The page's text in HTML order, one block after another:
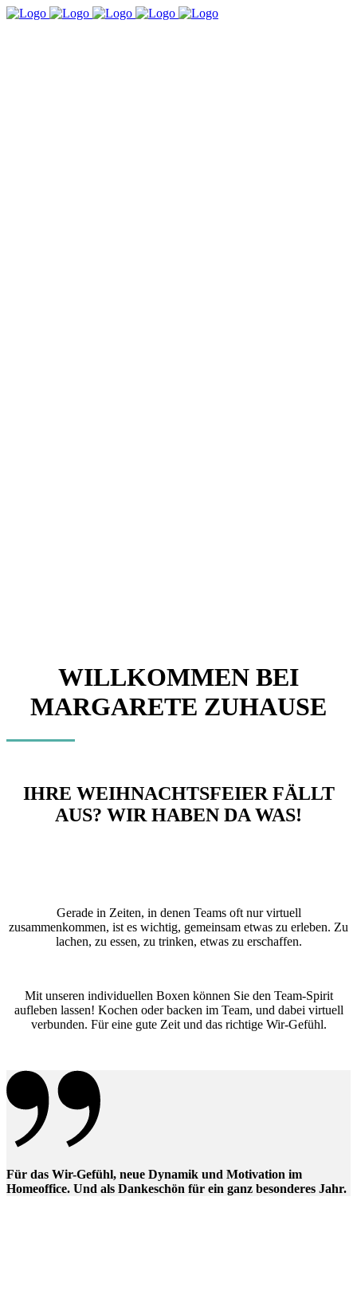
WILLKOMMEN BEI
MARGARETE ZUHAUSE
IHRE WEIHNACHTSFEIER FÄLLT
AUS? WIR HABEN DA WAS!
Gerade in Zeiten, in denen Teams oft nur virtuell
zusammenkommen, ist es wichtig, gemeinsam etwas zu erleben. Zu
lachen, zu essen, zu trinken, etwas zu erschaffen.
Mit unseren individuellen Boxen können Sie den Team-Spirit
aufleben lassen! Kochen oder backen im Team, und dabei virtuell
verbunden. Für eine gute Zeit und das richtige Wir-Gefühl.
Für das Wir-Gefühl, neue Dynamik und Motivation im
Homeoffice. Und als Dankeschön für ein ganz besonderes Jahr.